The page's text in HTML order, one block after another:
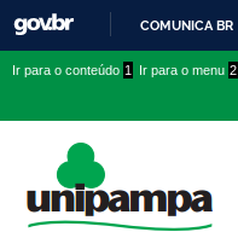
COMUNICA BR
conteúdo
menu
superior
menu
Ir para o conteúdo 1 Ir para o menu 2